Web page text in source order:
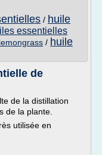
/ huile
essentielles
/ huile
de
de la distillation
de la plante.
utilisée en